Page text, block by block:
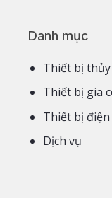
Danh mục
Thiết bị
Thiết bị gia
Thiết bị
Dịch vụ